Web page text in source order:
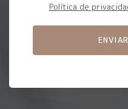
Política de